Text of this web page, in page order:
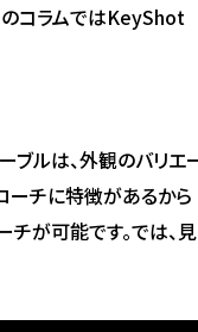
のコラムではKeyShot
ルは、外観のバリエ
ーチに特徴があるから
が可能です。では、見